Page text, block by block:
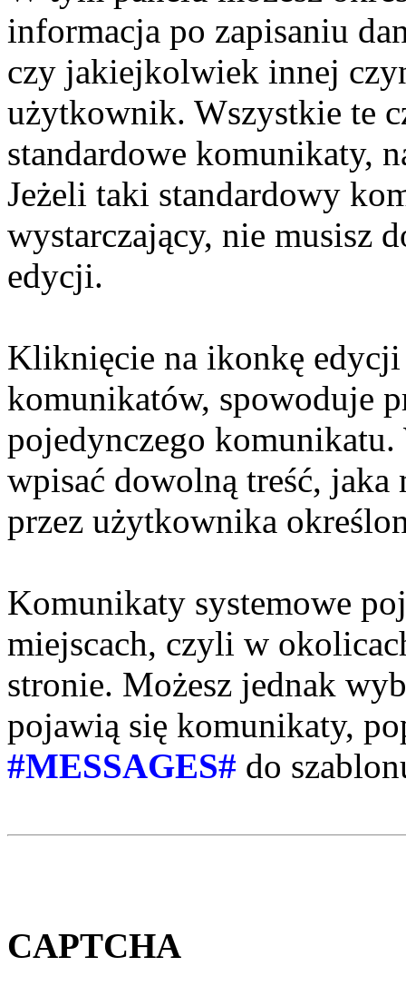
informacja po zapisaniu
czy jakiejkolwiek innej
użytkownik. Wszystkie te
standardowe komunikaty,
Jeżeli taki standardowy
wystarczający, nie musisz
edycji.
Kliknięcie na ikonkę
komunikatów, spowoduje
pojedynczego
wpisać dowolną treść,
przez użytkownika
Komunikaty systemowe
miejscach, czyli w
stronie. Możesz jednak
pojawią się komunikaty,
#MESSAGES# do
CAPTCHA